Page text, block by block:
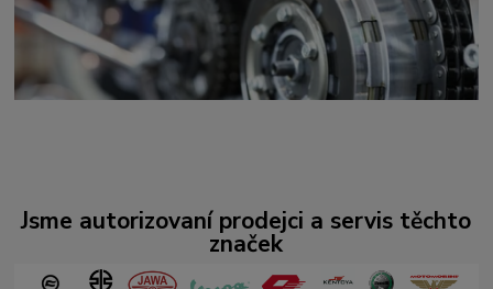
Jsme autorizovaní prodejci a servis těchto
značek